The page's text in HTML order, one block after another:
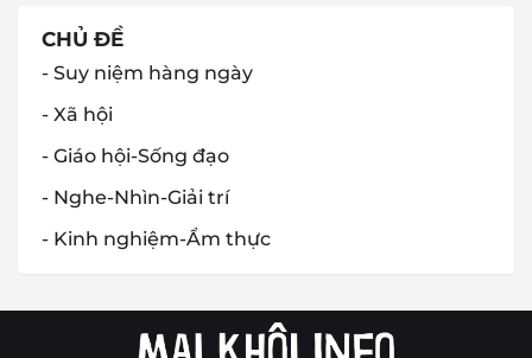
CHỦ ĐỀ
- Suy niệm hàng ngày
- Xã hội
- Giáo hội-Sống đạo
- Nghe-Nhìn-Giải trí
- Kinh nghiệm-Ẩm thực